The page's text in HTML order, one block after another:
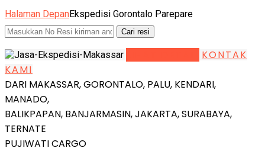
Halaman DepanEkspedisi Gorontalo Parepare
KONTAK
KAMI
DARI MAKASSAR, GORONTALO, PALU, KENDARI,
MANADO,
BALIKPAPAN, BANJARMASIN, JAKARTA, SURABAYA,
TERNATE
PUJIWATI CARGO